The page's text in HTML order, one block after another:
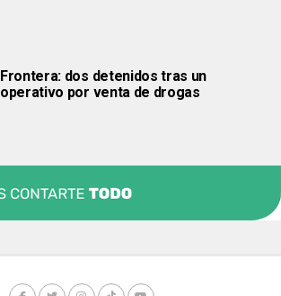
Frontera: dos detenidos tras un
operativo por venta de drogas